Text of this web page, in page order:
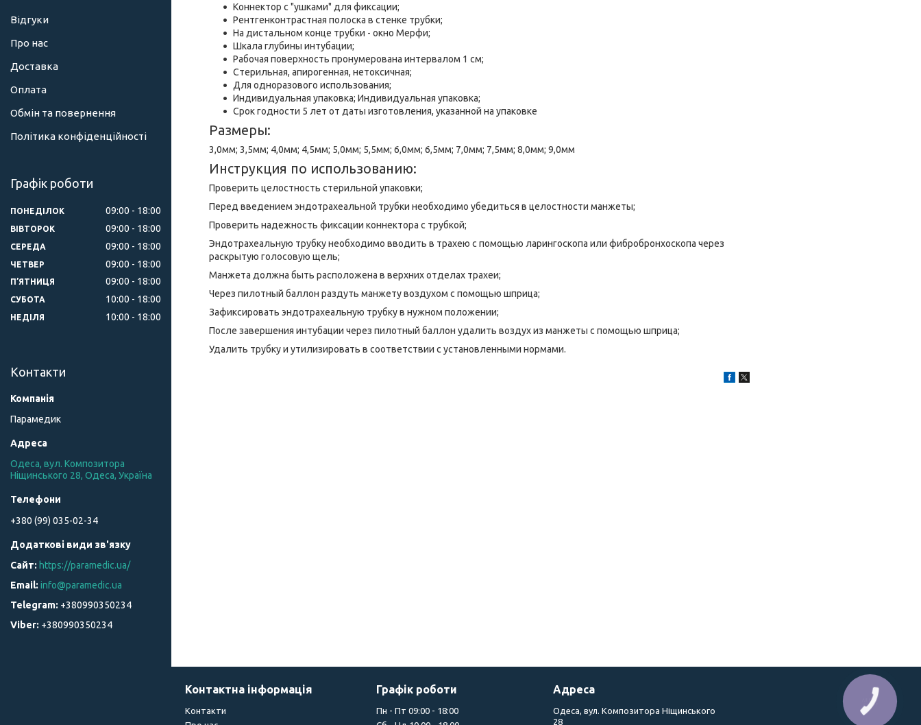
Коннектор с "ушками" для фиксации;
Рентгенконтрастная полоска в стенке трубки;
На дистальном конце трубки - окно Мерфи;
Шкала глубины интубации;
Рабочая поверхность пронумерована интервалом 1 см;
Стерильная, апирогенная, нетоксичная;
Для одноразового использования;
Индивидуальная упаковка; Индивидуальная упаковка;
Срок годности 5 лет от даты изготовления, указанной на упаковке
Размеры:
3,0мм; 3,5мм; 4,0мм; 4,5мм; 5,0мм; 5,5мм; 6,0мм; 6,5мм; 7,0мм; 7,5мм; 8,0мм; 9,0мм
Инструкция по использованию:
Проверить целостность стерильной упаковки;
Перед введением эндотрахеальной трубки необходимо убедиться в целостности манжеты;
Проверить надежность фиксации коннектора с трубкой;
Эндотрахеальную трубку необходимо вводить в трахею с помощью ларингоскопа или фибробронхоскопа через
раскрытую голосовую щель;
Манжета должна быть расположена в верхних отделах трахеи;
Через пилотный баллон раздуть манжету воздухом с помощью шприца;
Зафиксировать эндотрахеальную трубку в нужном положении;
После завершения интубации через пилотный баллон удалить воздух из манжеты с помощью шприца;
Удалить трубку и утилизировать в соответствии с установленными нормами.
Відгуки
Про нас
Доставка
Оплата
Обмін та повернення
Політика конфіденційності
Графік роботи
ПОНЕДІЛОК 09:00 18:00
ВІВТОРОК 09:00 18:00
СЕРЕДА 09:00 18:00
ЧЕТВЕР 09:00 18:00
ПʼЯТНИЦЯ 09:00 18:00
СУБОТА 10:00 18:00
НЕДІЛЯ 10:00 18:00
Контакти
Парамедик
Одеса, вул. Композитора
Ніщинського 28, Одеса, Україна
+380 (99) 035-02-34
https://paramedic.ua/
info@paramedic.ua
+380990350234
+380990350234
Контактна інформація
Контакти
Графік роботи
Пн - Пт 09:00 - 18:00
Адреса
Одеса, вул. Композитора Ніщинського
28
КНОПКА
ЗВ'ЯЗКУ